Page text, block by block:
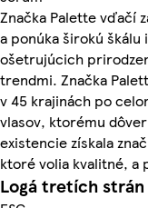
Značka Palette vďačí
a ponúka širokú
ošetrujúcich
trendmi. Značka
v 45 krajinách po
vlasov, ktorému
existencie získala
ktoré volia kvalitné, a
Logá tretích strán